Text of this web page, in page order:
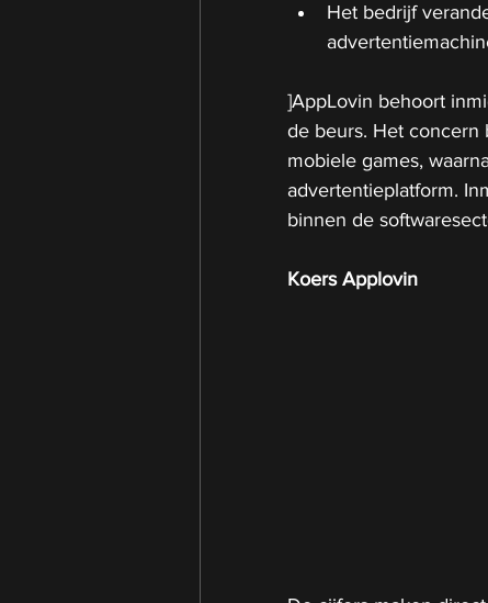
Het bedrijf
]AppLovin behoort
de beurs. Het concern
mobiele games,
advertentieplatform.
binnen de
Koers Applovin